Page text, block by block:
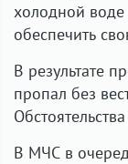
холодной воде
обеспечить
В результате
пропал без
В МЧС в